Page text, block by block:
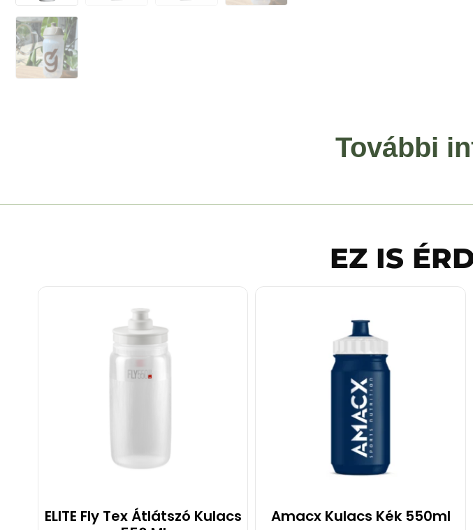
További
EZ IS
ELITE Fly Tex Átlátszó Kulacs
Amacx Kulacs Kék 550ml